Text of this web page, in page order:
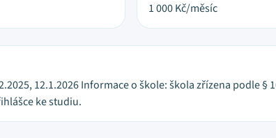
1 000Kč/měsíc
12.1.2026 Informace o škole: škola zřízena
ke studiu.